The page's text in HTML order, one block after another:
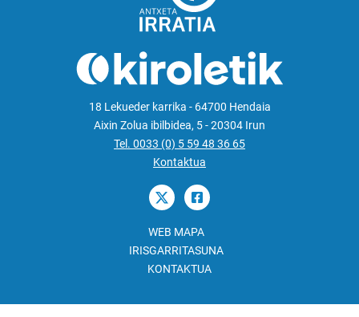
18 Lekueder karrika - 64700 Hendaia
Aixin Zolua ibilbidea, 5 - 20304 Irun
Tel. 0033 (0) 5 59 48 36 65
Kontaktua
WEB MAPA
IRISGARRITASUNA
KONTAKTUA